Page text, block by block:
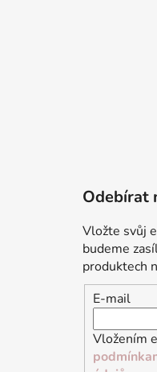
Odebírat
Vložte svůj
budeme
produktech
E-mail
Vložením